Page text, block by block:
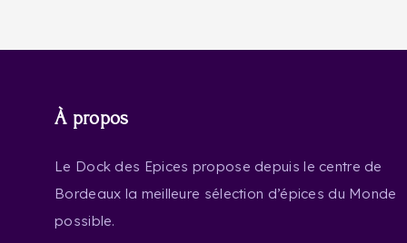
À propos
Le Dock des Epices propose depuis le centre de
Bordeaux la meilleure sélection d’épices du Monde
possible.